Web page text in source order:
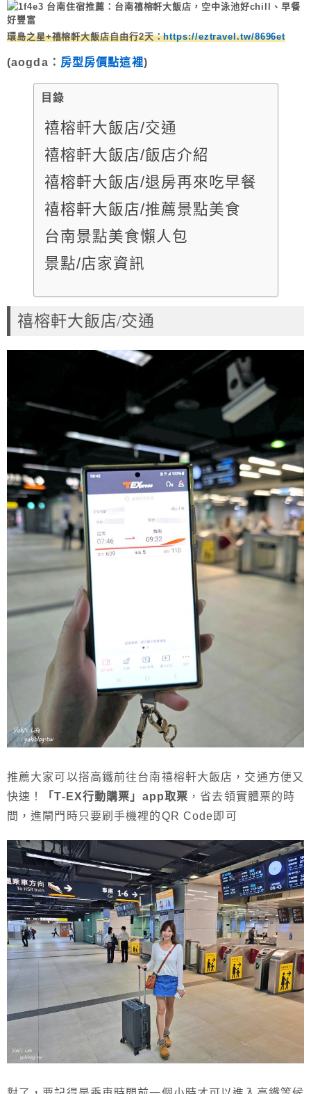
環島之星+禧榕軒大飯店自由行2天：https://eztravel.tw/8696et
(aogda： 房型房價點這裡)
目錄
禧榕軒大飯店/交通
禧榕軒大飯店/飯店介紹
禧榕軒大飯店/退房再來吃早餐
禧榕軒大飯店/推薦景點美食
台南景點美食懶人包
景點/店家資訊
禧榕軒大飯店/交通
推薦大家可以搭高鐵前往台南禧榕軒大飯店，交通方便又
快速！
「T-EX行動購票」app取票 ，省去領實體票的時
間，進閘門時只要刷手機裡的QR Code即可